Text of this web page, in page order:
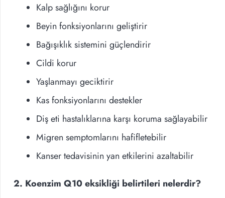
Kalp sağlığını korur
Beyin fonksiyonlarını geliştirir
Bağışıklık sistemini güçlendirir
Cildi korur
Yaşlanmayı geciktirir
Kas fonksiyonlarını destekler
Diş eti hastalıklarına karşı koruma sağlayabilir
Migren semptomlarını hafifletebilir
Kanser tedavisinin yan etkilerini azaltabilir
2. Koenzim Q10 eksikliği belirtileri nelerdir?